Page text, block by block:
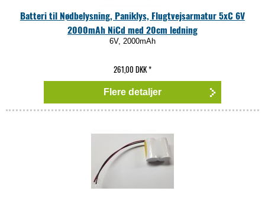
Batteri til Nødbelysning, Paniklys, Flugtvejsarmatur 5xC 6V
2000mAh NiCd med 20cm ledning
6V, 2000mAh
261,00 DKK*
Flere detaljer